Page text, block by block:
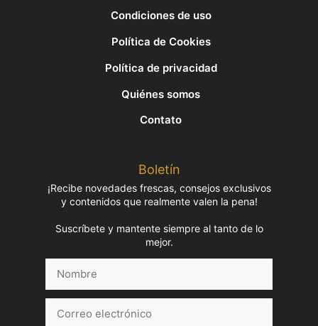
Condiciones de uso
Política de Cookies
Política de privacidad
Quiénes somos
Contato
Boletín
¡Recibe novedades frescas, consejos exclusivos
y contenidos que realmente valen la pena!
Suscríbete y mantente siempre al tanto de lo
mejor.
electrónico